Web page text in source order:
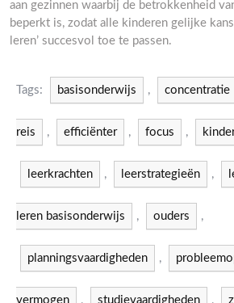
aan gezinnen waarbij de betrokkenheid
beperkt is, zodat alle kinderen gelijke
leren’ succesvol toe te passen.
Tags: basisonderwijs , concentratie
reis , efficiënter , focus ,
leerkrachten , leerstrategieën ,
leren basisonderwijs , ouders ,
planningsvaardigheden ,
vermogen , studievaardigheden ,